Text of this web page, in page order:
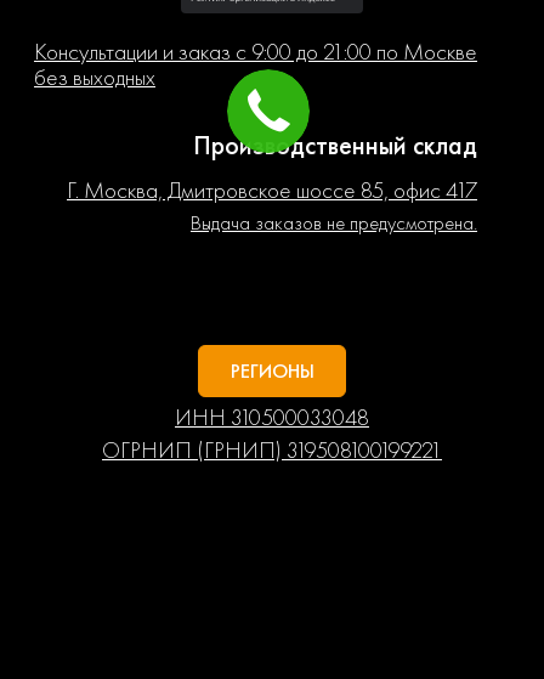
Консультации и заказ с 9:00 до 21:00 по Москве
без выходных
Производственный склад
Г. Москва, Дмитровское шоссе 85, офис 417
Выдача заказов не предусмотрена.
РЕГИОНЫ
ИНН 310500033048
ОГРНИП (ГРНИП) 319508100199221